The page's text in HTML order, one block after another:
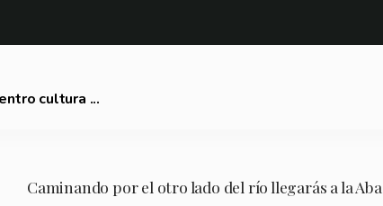
cultura ...
Caminando por el otro lado del río llegarás a la